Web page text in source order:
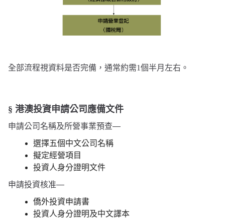
全部流程視資料是否完備，通常約需1個半月左右。
§ 港澳投資申請公司應備文件
申請公司名稱及所營事業預查—
選擇五個中文公司名稱
擬定經營項目
投資人身分證明文件
申請投資核准—
僑外投資申請書
投資人身分證明及中文譯本